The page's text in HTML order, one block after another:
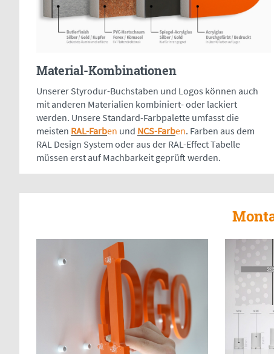
Material-Kombinationen
Unserer Styrodur-Buchstaben und Logos können auch
mit anderen Materialien kombiniert- oder lackiert
werden. Unsere Standard-Farbpalette umfasst die
meisten RAL-Farben und NCS-Farben. Farben aus dem
RAL Design System oder aus der RAL-Effect Tabelle
müssen erst auf Machbarkeit geprüft werden.